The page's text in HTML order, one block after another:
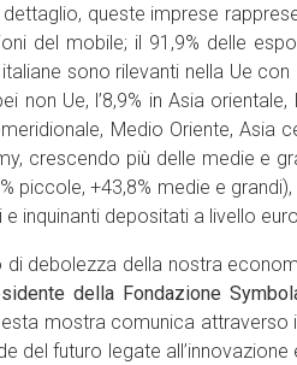
queste imprese
del mobile; il 91,9% delle
sono rilevanti nella Ue con
Ue, l’8,9% in Asia orientale,
Medio Oriente, Asia
crescendo più delle medie e
piccole, +43,8% medie e
inquinanti depositati a livello
debolezza della nostra
della Fondazione
mostra comunica attraverso
futuro legate all’innovazione